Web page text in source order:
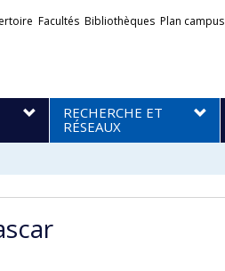
Facultés Bibliothèques Plan campus
RECHERCHE ET
RÉSEAUX